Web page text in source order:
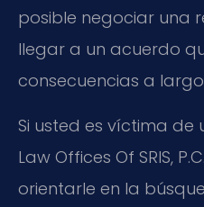
posible negociar una
llegar a un acuerdo
consecuencias a
Si usted es víctima
Law Offices Of SRIS,
orientarle en la